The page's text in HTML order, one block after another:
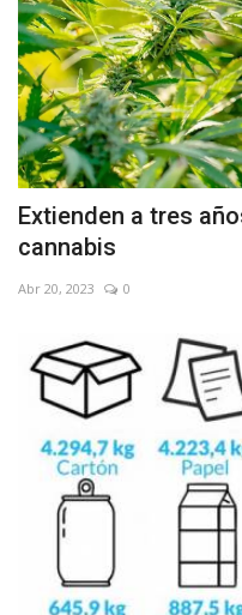
Extienden a tres
cannabis
Abr 20, 2023 0